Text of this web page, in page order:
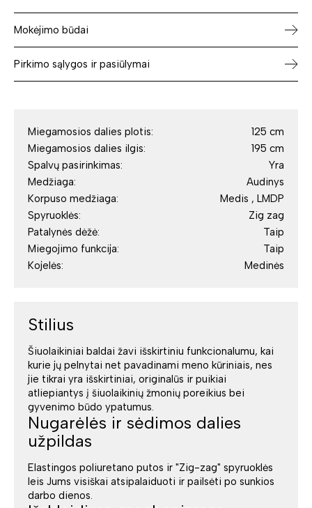
Mokėjimo būdai
Pirkimo sąlygos ir pasiūlymai
Miegamosios dalies plotis:
125 cm
Miegamosios dalies ilgis:
195 cm
Spalvų pasirinkimas:
Yra
Medžiaga:
Audinys
Korpuso medžiaga:
Medis , LMDP
Spyruoklės:
Zig zag
Patalynės dėžė:
Taip
Miegojimo funkcija:
Taip
Kojelės:
Medinės
Stilius
Šiuolaikiniai baldai žavi išskirtiniu funkcionalumu, kai
kurie jų pelnytai net pavadinami meno kūriniais, nes
jie tikrai yra išskirtiniai, originalūs ir puikiai
atliepiantys į šiuolaikinių žmonių poreikius bei
gyvenimo būdo ypatumus.
Nugarėlės ir sėdimos dalies
užpildas
Elastingos poliuretano putos ir "Zig-zag" spyruoklės
leis Jums visiškai atsipalaiduoti ir pailsėti po sunkios
darbo dienos.